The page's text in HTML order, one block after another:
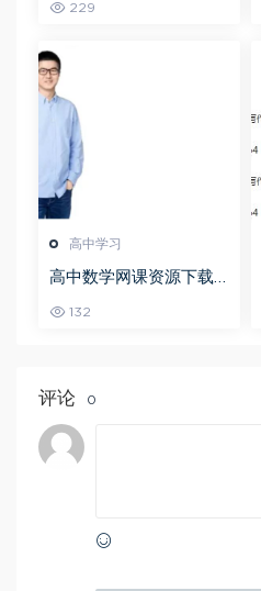
频教程+讲义+点睛班
229
高中学习
高中数学网课资源下载
数学秋季班
132
评论 0